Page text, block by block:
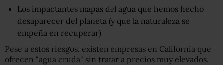
Los impactantes mapas del agua que hemos hecho
desaparecer del planeta (y que la naturaleza se
empeña en recuperar)
Pese a estos riesgos, existen empresas en California que
ofrecen "agua cruda" sin tratar a precios muy elevados.